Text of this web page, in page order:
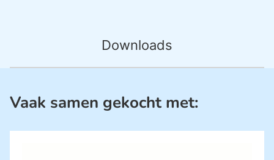
Downloads
Vaak samen gekocht met: